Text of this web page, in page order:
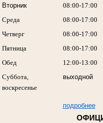
Вторник
08:00-17:00
Среда
08:00-17:00
Четверг
08:00-17:00
Пятница
08:00-17:00
Обед
12:00-13:00
Суббота,
воскресенье
выходной
подробнее